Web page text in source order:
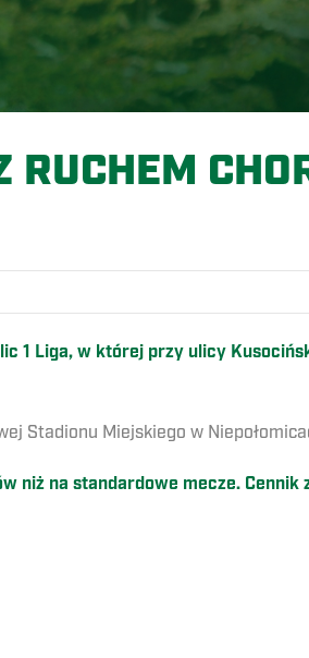
1 Liga, w której przy ulicy
Stadionu Miejskiego w
niż na standardowe mecze. Cennik